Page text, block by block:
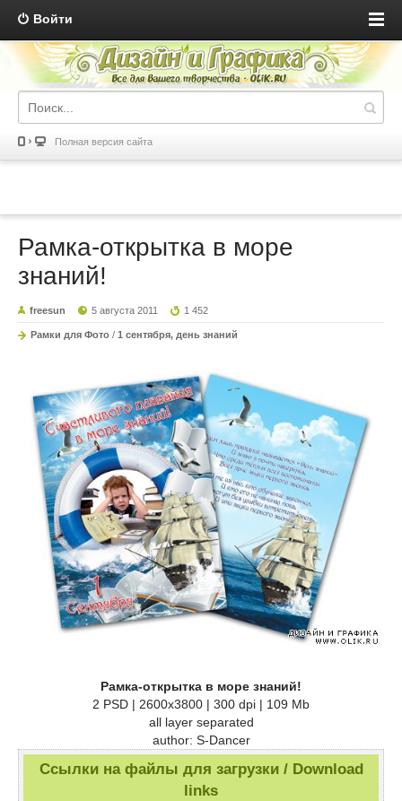
Войти
Полная версия сайта
Рамка-открытка в море
знаний!
freesun 5 августа 2011 1 452
Рамки для Фото / 1 сентября, день знаний
Рамка-открытка в море знаний!
2 PSD | 2600x3800 | 300 dpi | 109 Mb
all layer separated
author: S-Dancer
Ссылки на файлы для загрузки / Download
links